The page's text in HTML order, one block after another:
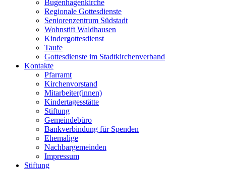
Bugenhagenkirche
Regionale Gottesdienste
Seniorenzentrum Südstadt
Wohnstift Waldhausen
Kindergottesdienst
Taufe
Gottesdienste im Stadtkirchenverband
Kontakte
Pfarramt
Kirchenvorstand
Mitarbeiter(innen)
Kindertagesstätte
Stiftung
Gemeindebüro
Bankverbindung für Spenden
Ehemalige
Nachbargemeinden
Impressum
Stiftung